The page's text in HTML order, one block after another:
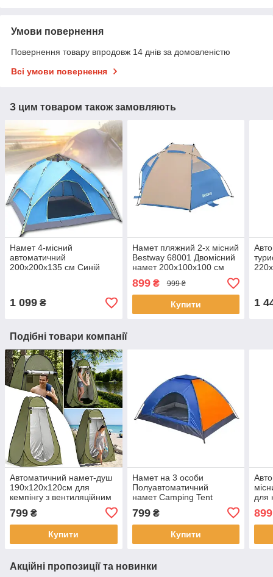
Умови повернення
Повернення товару впродовж 14 днів за домовленістю
Всі умови повернення
З цим товаром також замовляють
Намет 4-місний
автоматичний
200х200х135 см Синій
1 099 ₴
Намет пляжний 2-х місний
Bestway 68001 Двомісний
намет 200х100х100 см
899₴ 999 ₴
Купити 1
Подібні товари компанії
Автоматичний намет-душ
190х120х120см для
кемпінгу з вентиляційним
799 ₴
Купити
Намет на 3 особи
Полуавтоматичний
намет Camping Tent
799₴
Купити
для
899
Акційні пропозиції та новинки